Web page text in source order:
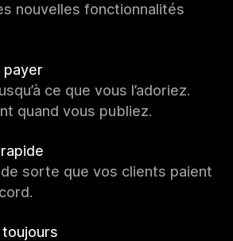
nouvelles fonctionnalités
payer
ce que vous l’adoriez.
quand vous publiez.
sorte que vos clients paient